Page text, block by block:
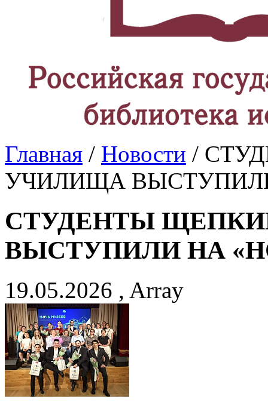
Главная / Новости /
УЧИЛИЩА
СТУДЕНТЫ
ВЫСТУПИЛИ НА
19.05.2026 , Array